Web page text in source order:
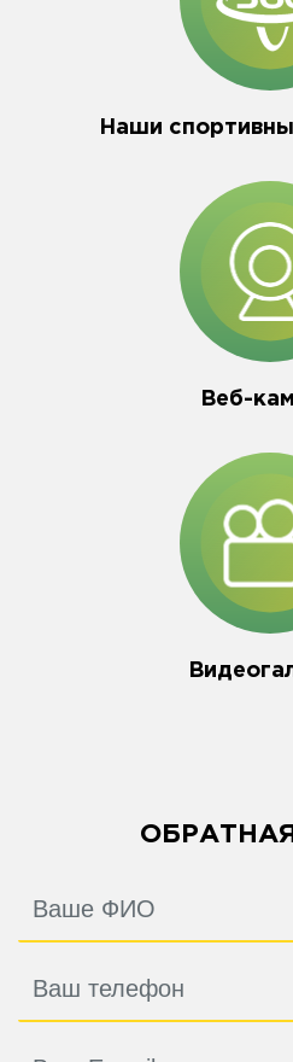
Наши
Веб-